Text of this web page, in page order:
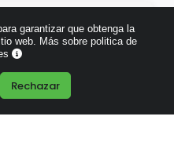
opiniones >
garantizar que obtenga la
web. Más sobre politica de
Rechazar